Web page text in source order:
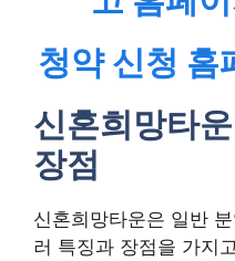
청약 신청 홈
신혼희망타
장점
신혼희망타운은 일반
러 특징과 장점을 가지